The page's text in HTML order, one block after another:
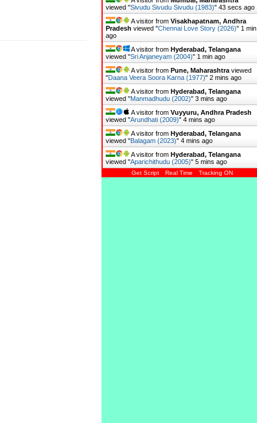
viewed "Sivudu Sivudu Sivudu (1983)" 44 secs ago
A visitor from Visakhapatnam, Andhra
Pradesh viewed "Chennai Love Story (2026)" 1 min
ago
A visitor from Hyderabad, Telangana
viewed "Sri Anjaneyam (2004)" 1 min ago
A visitor from Pune, Maharashtraviewed
"Daana Veera Soora Karna (1977)" 2 mins ago
A visitor from Hyderabad, Telangana
viewed "Manmadhudu (2002)" 3 mins ago
A visitor from Vuyyuru, Andhra Pradesh
viewed "Arundhati (2009)" 4 mins ago
A visitor from Hyderabad, Telangana
viewed "Balagam (2023)" 4 mins ago
A visitor from Hyderabad, Telangana
viewed "Aparichithudu (2005)" 5 mins ago
Get Script Real Time Tracking ON